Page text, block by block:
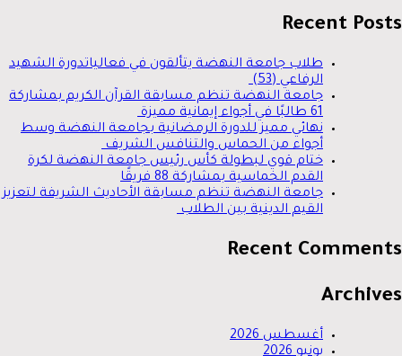
Recent Posts
طلاب جامعة النهضة يتألقون في فعالياتدورة الشهيد
الرفاعي (53)
جامعة النهضة تنظم مسابقة القرآن الكريم بمشاركة
61 طالبًا في أجواء إيمانية مميزة
نهائي مميز للدورة الرمضانية بجامعة النهضة وسط
أجواء من الحماس والتنافس الشريف
ختام قوي لبطولة كأس رئيس جامعة النهضة لكرة
القدم الخماسية بمشاركة 88 فريقًا
جامعة النهضة تنظم مسابقة الأحاديث الشريفة لتعزيز
القيم الدينية بين الطلاب
Recent Comments
Archives
أغسطس 2026
يونيو 2026